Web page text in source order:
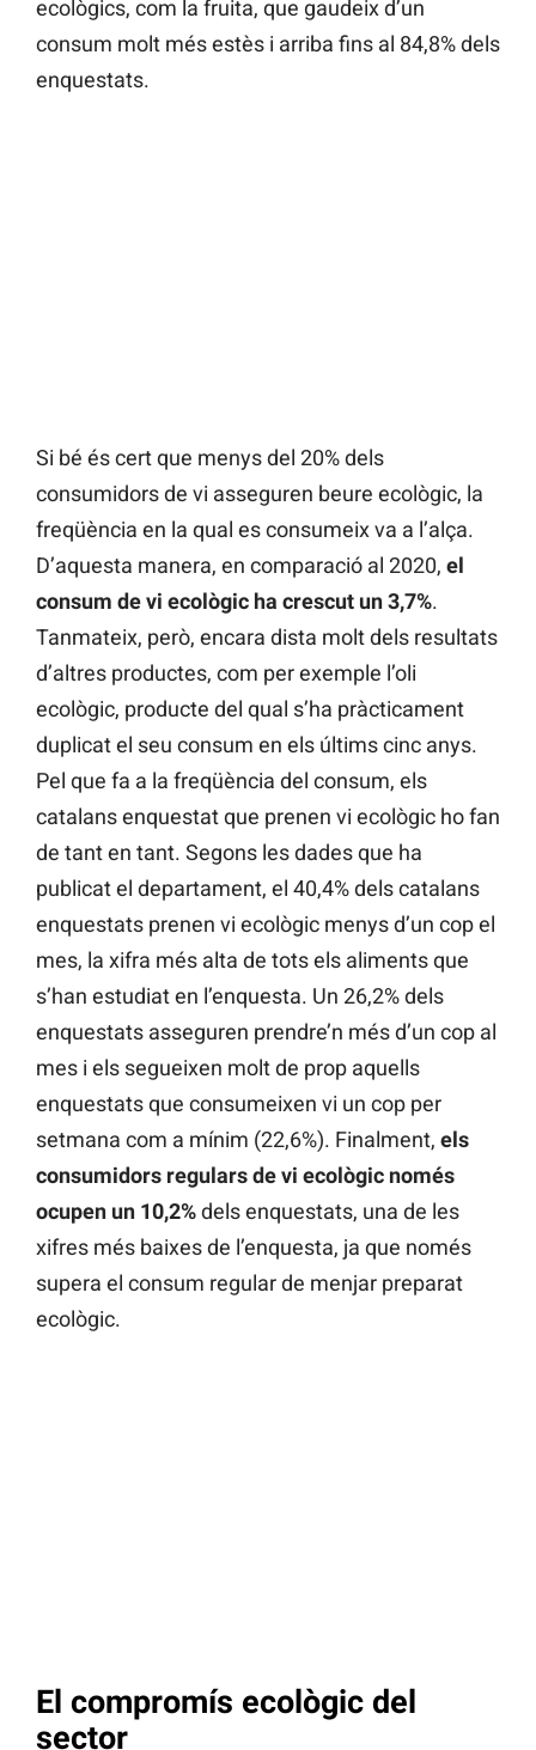
ecològics, com la fruita, que gaudeix d’un
consum molt més estès i arriba fins al 84,8% dels
enquestats.
Si bé és cert que menys del 20% dels
consumidors de vi asseguren beure ecològic, la
freqüència en la qual es consumeix va a l’alça.
D’aquesta manera, en comparació al 2020, el
consum de vi ecològic ha crescut un 3,7%.
Tanmateix, però, encara dista molt dels resultats
d’altres productes, com per exemple l’oli
ecològic, producte del qual s’ha pràcticament
duplicat el seu consum en els últims cinc anys.
Pel que fa a la freqüència del consum, els
catalans enquestat que prenen vi ecològic ho fan
de tant en tant. Segons les dades que ha
publicat el departament, el 40,4% dels catalans
enquestats prenen vi ecològic menys d’un cop el
mes, la xifra més alta de tots els aliments que
s’han estudiat en l’enquesta. Un 26,2% dels
enquestats asseguren prendre’n més d’un cop al
mes i els segueixen molt de prop aquells
enquestats que consumeixen vi un cop per
setmana com a mínim (22,6%). Finalment, els
consumidors regulars de vi ecològic només
ocupen un 10,2%dels enquestats, una de les
xifres més baixes de l’enquesta, ja que només
supera el consum regular de menjar preparat
ecològic.
El compromís ecològic del
sector